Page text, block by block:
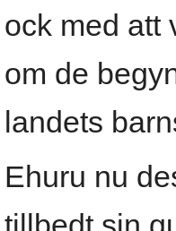
ock med att
om de
landets
Ehuru nu